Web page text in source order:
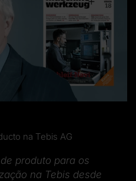
na Tebis AG
produto para os
na Tebis desde